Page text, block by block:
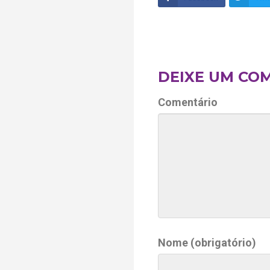
DEIXE UM
Comentário
Nome (obrigatório)